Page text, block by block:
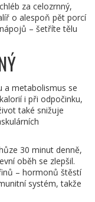
za celozrnný,
o alespoň pět porcí
– šetříte tělu
a metabolismus se
i při odpočinku,
také snižuje
30 minut denně,
oběh se zlepšil.
– hormonů štěstí
systém, takže